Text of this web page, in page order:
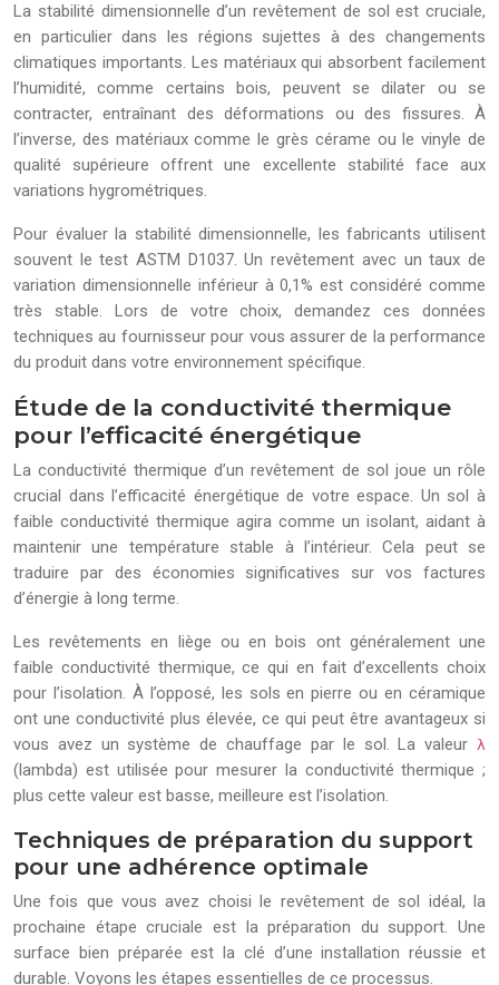
La stabilité dimensionnelle d’un revêtement de sol est cruciale,
en particulier dans les régions sujettes à des changements
climatiques importants. Les matériaux qui absorbent facilement
l’humidité, comme certains bois, peuvent se dilater ou se
contracter, entraînant des déformations ou des fissures. À
l’inverse, des matériaux comme le grès cérame ou le vinyle de
qualité supérieure offrent une excellente stabilité face aux
variations hygrométriques.
Pour évaluer la stabilité dimensionnelle, les fabricants utilisent
souvent le test ASTM D1037. Un revêtement avec un taux de
variation dimensionnelle inférieur à 0,1% est considéré comme
très stable. Lors de votre choix, demandez ces données
techniques au fournisseur pour vous assurer de la performance
du produit dans votre environnement spécifique.
Étude de la conductivité thermique
pour l’efficacité énergétique
La conductivité thermique d’un revêtement de sol joue un rôle
crucial dans l’efficacité énergétique de votre espace. Un sol à
faible conductivité thermique agira comme un isolant, aidant à
maintenir une température stable à l’intérieur. Cela peut se
traduire par des économies significatives sur vos factures
d’énergie à long terme.
Les revêtements en liège ou en bois ont généralement une
faible conductivité thermique, ce qui en fait d’excellents choix
pour l’isolation. À l’opposé, les sols en pierre ou en céramique
ont une conductivité plus élevée, ce qui peut être avantageux si
vous avez un système de chauffage par le sol. La valeur λ
(lambda) est utilisée pour mesurer la conductivité thermique ;
plus cette valeur est basse, meilleure est l’isolation.
Techniques de préparation du support
pour une adhérence optimale
Une fois que vous avez choisi le revêtement de sol idéal, la
prochaine étape cruciale est la préparation du support. Une
surface bien préparée est la clé d’une installation réussie et
durable. Voyons les étapes essentielles de ce processus.